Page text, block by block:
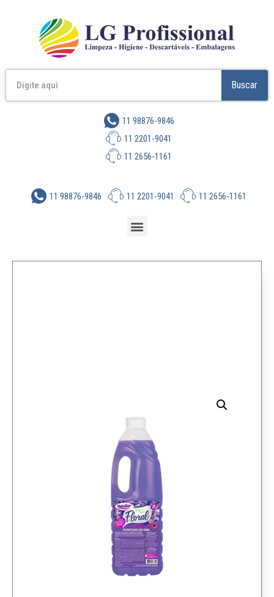
Buscar
11 98876-9846
11 2201-9041
11 2656-1161
11 98876-9846 11 2201-9041 11 2656-1161